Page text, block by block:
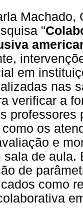
Machado,
"
em
nas
verificar a
os
e
sala de
de
como